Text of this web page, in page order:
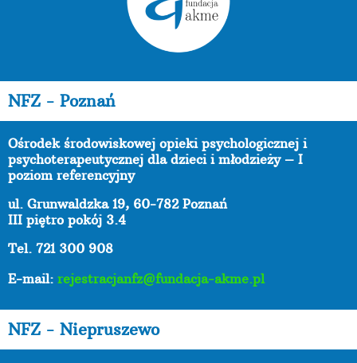
NFZ - Poznań
Ośrodek środowiskowej opieki psychologicznej i
psychoterapeutycznej dla dzieci i młodzieży – I
poziom referencyjny
ul. Grunwaldzka 19, 60-782 Poznań
III piętro pokój 3.4
Tel. 721 300 908
E-mail: rejestracjanfz@fundacja-akme.pl
NFZ - Niepruszewo